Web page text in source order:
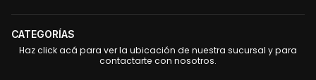
CATEGORÍAS
Haz click acá para ver la ubicación de nuestra sucursal y para
contactarte con nosotros.